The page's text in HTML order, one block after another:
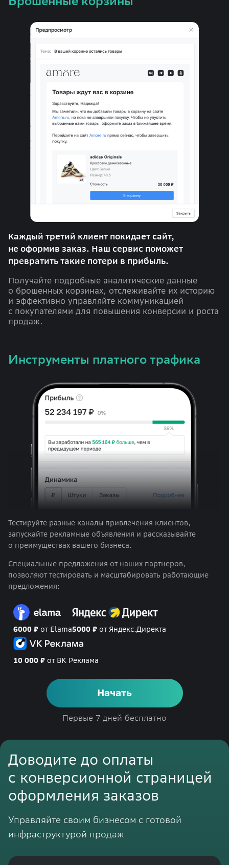
Каждый третий клиент покидает сайт,
не оформив заказ. Наш сервис поможет
превратить такие потери в прибыль.
Получайте подробные аналитические данные
о брошенных корзинах, отслеживайте их историю
и эффективно управляйте коммуникацией
с покупателями для повышения конверсии и роста
продаж.
Инструменты платного трафика
Тестируйте разные каналы привлечения клиентов,
запускайте рекламные объявления и рассказывайте
о преимуществах вашего бизнеса.
Специальные предложения от наших партнеров,
позволяют тестировать и масштабировать работающие
предложения:
6000 ₽ от Elama5000 ₽ от Яндекс.Директа
10 000 ₽ от ВК Реклама
Начать
Первые 7 дней бесплатно
Доводите до оплаты
с конверсионной страницей
оформления заказов
Управляйте своим бизнесом с готовой
инфраструктурой продаж